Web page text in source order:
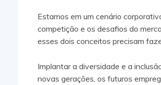
Estamos em um cenário
competição e os desafios do
esses dois conceitos precisam
Implantar a diversidade e a
novas gerações, os futuros